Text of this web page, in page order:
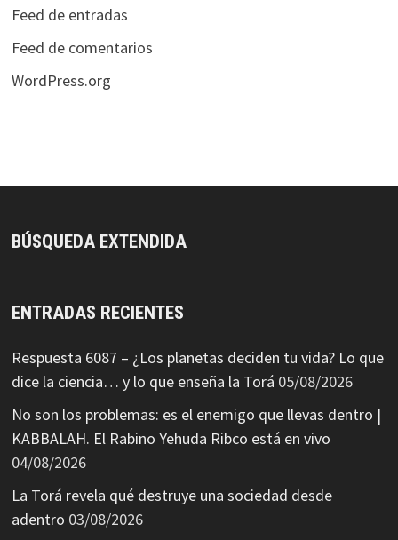
Feed de entradas
Feed de comentarios
WordPress.org
BÚSQUEDA EXTENDIDA
ENTRADAS RECIENTES
Respuesta 6087 – ¿Los planetas deciden tu vida? Lo que
dice la ciencia… y lo que enseña la Torá 05/08/2026
No son los problemas: es el enemigo que llevas dentro |
KABBALAH. El Rabino Yehuda Ribco está en vivo
04/08/2026
La Torá revela qué destruye una sociedad desde
adentro 03/08/2026